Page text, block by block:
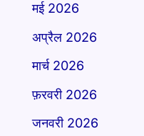
मई 2026
अप्रैल 2026
मार्च 2026
फ़रवरी 2026
जनवरी 2026